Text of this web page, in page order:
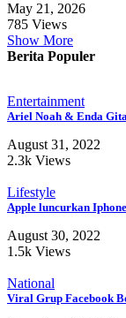
May 21, 2026
785 Views
Show More
Berita Populer
Entertainment
Ariel Noah & Enda
August 31, 2022
2.3k Views
Lifestyle
Apple luncurkan
August 30, 2022
1.5k Views
National
Viral Grup Facebook